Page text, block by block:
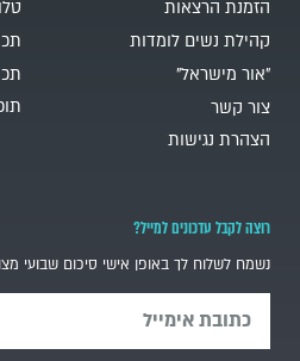
הזמנת הרצאות
קהילת נשים לומדות
"אור מישראל"
צור קשר
הצהרת נגישות
רוצה לקבל עדכונים למייל?
נשמח לשלוח לך באופן אישי סיכום שבועי